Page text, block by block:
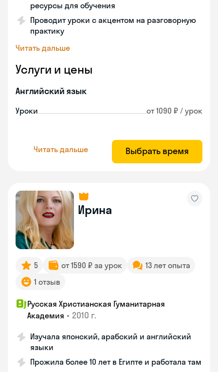
ресурсы для обучения
Проводит уроки с акцентом на разговорную
практику
Читать дальше
Услуги и цены
Английский язык
Уроки от 1090 ₽ / урок
Читать дальше Выбрать время
Ирина
5 от 1590 ₽ за урок
13 лет опыта
1 отзыв
Русская Христианская Гуманитарная
Академия • 2010 г.
Изучала японский, арабский и английский
языки
Прожила более 10 лет в Египте и работала там